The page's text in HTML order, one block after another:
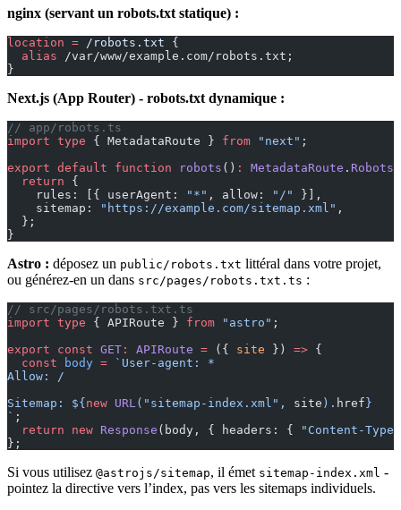
nginx (servant un robots.txt statique) :
location = /robots.txt {
  alias
/var/www/example.com/robots.txt;
}
Next.js (App Router) - robots.txt dynamique :
// app/robots.ts
import type { MetadataRoute } from "next" ;
export default function robots () : MetadataRoute . Robots
  return
{
    rules: [{ userAgent:
"*" , allow: "/"
}],
    sitemap:
"https://example.com/sitemap.xml" ,
  };
}
Astro : déposez un public/robots.txt littéral dans votre projet,
ou générez-en un dans src/pages/robots.txt.ts :
// src/pages/robots.txt.ts
import type { APIRoute } from "astro" ;
export const GET : APIRoute = ({ site }) => {
  const
body = `User-agent: *
Allow: /
Sitemap: ${ new URL( "sitemap-index.xml" , site ). href }
` ;
  return
new Response (body, { headers: {
"Content-Type"
};
Si vous utilisez @astrojs/sitemap, il émet sitemap-index.xml -
pointez la directive vers l’index, pas vers les sitemaps individuels.